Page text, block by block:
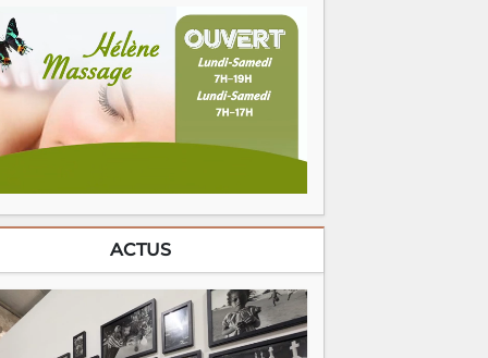
ACTUS